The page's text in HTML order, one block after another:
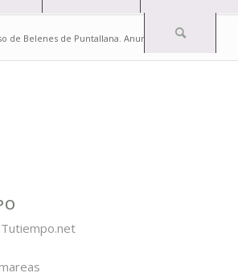
de Belenes de Puntallana. Anuncio y Bases.